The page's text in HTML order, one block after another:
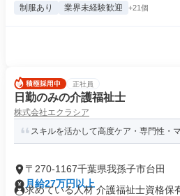
制服あり 業界未経験歓迎 +21個
正社員
日勤のみの介護福祉士
株式会社エクラシア
スキルを活かして高度ケア・専門性・
〒270-1167千葉県我孫子市台田
月給27万円以上
求めている人材 介護福祉士資格